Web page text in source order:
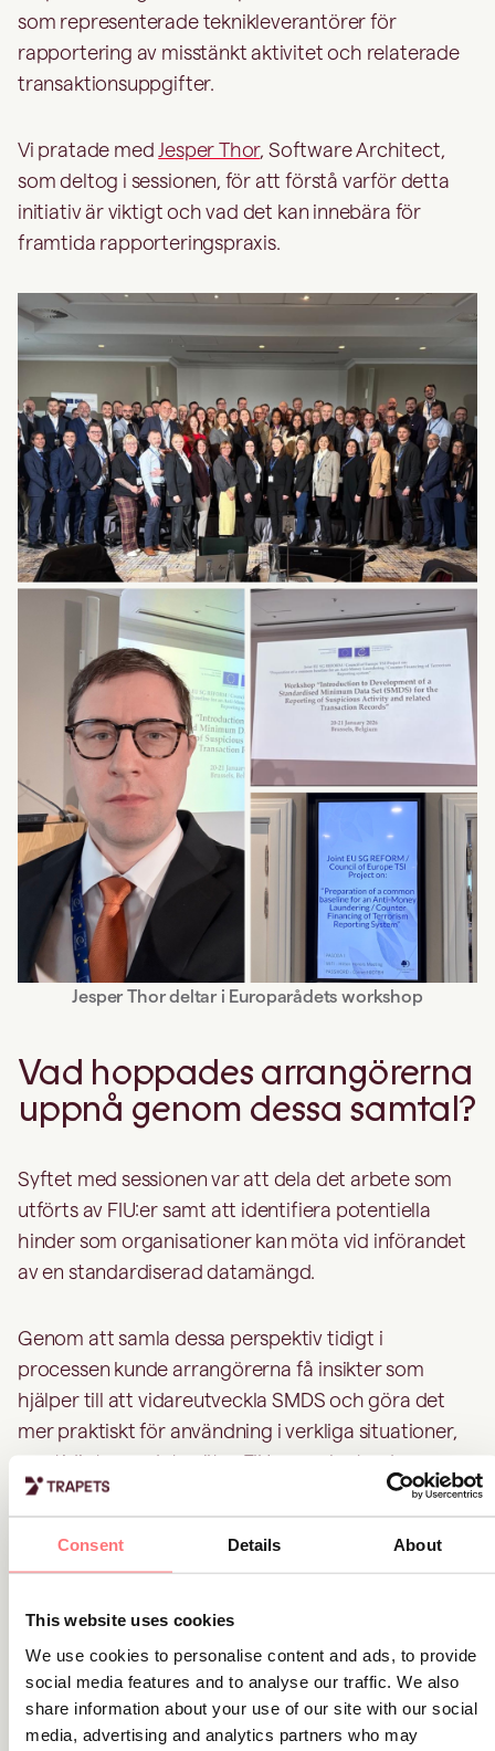
Consent Details About
This website uses cookies
We use cookies to personalise content and ads, to provide
social media features and to analyse our traffic. We also
share information about your use of our site with our social
media, advertising and analytics partners who may
som representerade teknikleverantörer för
rapportering av misstänkt aktivitet och relaterade
transaktionsuppgifter.
Vi pratade med Jesper Thor, Software Architect,
som deltog i sessionen, för att förstå varför detta
initiativ är viktigt och vad det kan innebära för
framtida rapporteringspraxis.
Jesper Thor deltar i Europarådets workshop
Vad hoppades arrangörerna
uppnå genom dessa samtal?
Syftet med sessionen var att dela det arbete som
utförts av FIU:er samt att identifiera potentiella
hinder som organisationer kan möta vid införandet
av en standardiserad datamängd.
Genom att samla dessa perspektiv tidigt i
processen kunde arrangörerna få insikter som
hjälper till att vidareutveckla SMDS och göra det
mer praktiskt för användning i verkliga situationer,
samtidigt som det möter FIU:ers och utredares
behov.
Vad stack ut mest för dig
Den tydligaste höjdpunkten var att så många
intressenter från hela rapporteringskedjan
samlades på samma plats för att skapa ett